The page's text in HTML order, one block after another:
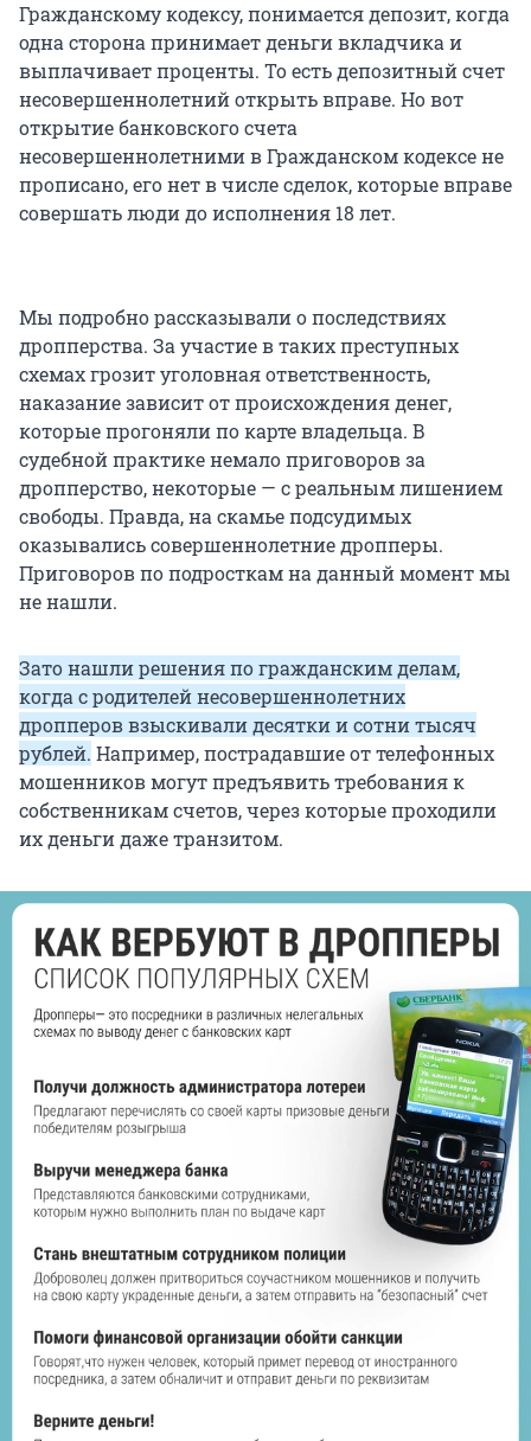
Гражданскому кодексу, понимается депозит, когда
одна сторона принимает деньги вкладчика и
выплачивает проценты. То есть депозитный счет
несовершеннолетний открыть вправе. Но вот
открытие банковского счета
несовершеннолетними в Гражданском кодексе не
прописано, его нет в числе сделок, которые вправе
совершать люди до исполнения 18 лет.
Мы подробно рассказывали о последствиях
дропперства. За участие в таких преступных
схемах грозит уголовная ответственность,
наказание зависит от происхождения денег,
которые прогоняли по карте владельца. В
судебной практике немало приговоров за
дропперство, некоторые — с реальным лишением
свободы. Правда, на скамье подсудимых
оказывались совершеннолетние дропперы.
Приговоров по подросткам на данный момент мы
не нашли.
Зато нашли решения по гражданским делам,
когда с родителей несовершеннолетних
дропперов взыскивали десятки и сотни тысяч
рублей. Например, пострадавшие от телефонных
мошенников могут предъявить требования к
собственникам счетов, через которые проходили
их деньги даже транзитом.